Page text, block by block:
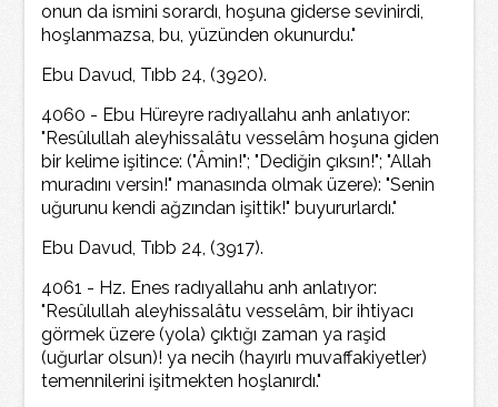
onun da ismini sorardı, hoşuna giderse sevinirdi,
hoşlanmazsa, bu, yüzünden okunurdu."
Ebu Davud, Tıbb 24, (3920).
4060 - Ebu Hüreyre radıyallahu anh anlatıyor:
"Resûlullah aleyhissalâtu vesselâm hoşuna giden
bir kelime işitince: ("Âmin!"; "Dediğin çıksın!"; "Allah
muradını versin!" manasında olmak üzere): "Senin
uğurunu kendi ağzından işittik!" buyururlardı."
Ebu Davud, Tıbb 24, (3917).
4061 - Hz. Enes radıyallahu anh anlatıyor:
"Resûlullah aleyhissalâtu vesselâm, bir ihtiyacı
görmek üzere (yola) çıktığı zaman ya raşid
(uğurlar olsun)! ya necih (hayırlı muvaffakiyetler)
temennilerini işitmekten hoşlanırdı."